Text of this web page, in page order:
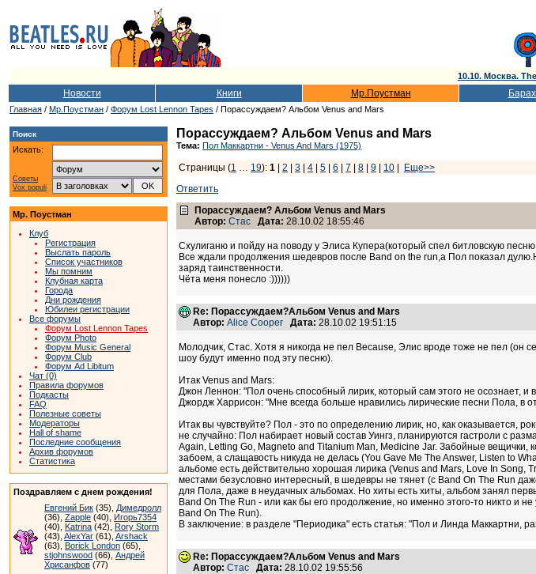
10.10. Москва.
Новости Книги Мр.Поустман
Главная / Мр.Поустман / Форум Lost Lennon Tapes / Порассуждаем? Альбом Venus and Mars
Поиск
Искать:
Советы
Vox populi
Мр. Поустман
Клуб
Регистрация
Выслать пароль
Список участников
Мы помним
Клубная карта
Города
Дни рождения
Юбилеи регистрации
Все форумы
Форум Lost Lennon Tapes
Форум Photo
Форум Music General
Форум Club
Форум Ad Libitum
Чат (0)
Правила форумов
Подкасты
FAQ
Полезные советы
Модераторы
Hall of shame
Последние сообщения
Архив форумов
Статистика
Поздравляем с днем рождения!
Евгений Бик (35), Димедролл
(36), Zapple (40), Игорь7354
(40), Katrina (42), Rory Storm
(43), AlexYar (61), Arshack
(63), Borick London (65),
stjohnswood (66), Андрей
Хрисанфов (77)
Порассуждаем? Альбом Venus and Mars
Тема: Пол Маккартни - Venus And Mars (1975)
Страницы (1 … 19): 1 2 3 4 5 6 7 8 9 10
Еще>>
Ответить
Порассуждаем? Альбом Venus and Mars
Автор: Стас Дата: 28.10.02 18:55:46
Схулиганю и пойду на поводу у Элиса Купера(который спел битловскую
Все ждали продолжения шедевров после Band on the run,а Пол показал
заряд таинственности.
Чёта меня понесло :))))))
Re: Порассуждаем?Альбом Venus and Mars
Автор: Alice Cooper Дата: 28.10.02 19:51:15
Молодчик, Стас. Хотя я никогда не пел Because, Элис вроде тоже не пел (он
шоу будут именно под эту песню).
Итак Venus and Mars:
Джон Леннон: "Пол очень способный лирик, который сам этого не осознает,
Джордж Харрисон: "Мне всегда больше нравились лирические песни Пола, в
Итак вы чувствуйте? Пол - это по определению лирик, но, как оказывается,
не случайно: Пол набирает новый состав Уингз, планируются гастроли с
Again, Letting Go, Magneto and Titanium Man, Medicine Jar. Забойные вещички,
забоем, а слащавость никуда не делась (You Gave Me The Answer, Listen to
альбоме есть действительно хорошая лирика (Venus and Mars, Love In
местами безусловно интересный, в шедевры не тянет (c Band On The Run
для Пола, даже в неудачных альбомах. Но хиты есть хиты, альбом занял
Band On The Run - или как бы его продолжение, но именно этого-то никто
Band On The Run).
В заключение: в разделе "Периодика" есть статья: "Пол и Линда Маккартни,
Re: Порассуждаем?Альбом Venus and Mars
Автор: Стас Дата: 28.10.02 19:55:56